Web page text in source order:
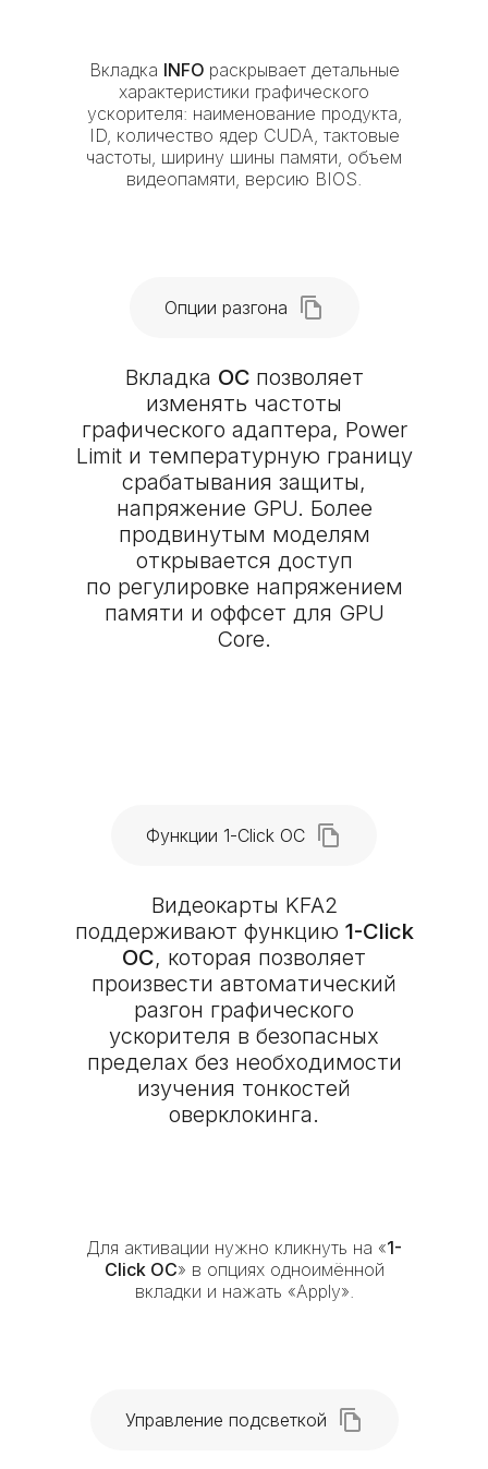
Вкладка INFO раскрывает детальные
характеристики графического
ускорителя: наименование продукта,
ID, количество ядер CUDA, тактовые
частоты, ширину шины памяти, объем
видеопамяти, версию BIOS.
Опции разгона
Вкладка OC позволяет
изменять частоты
графического адаптера, Power
Limit и температурную границу
срабатывания защиты,
напряжение GPU. Более
продвинутым моделям
открывается доступ
по регулировке напряжением
памяти и оффсет для GPU
Core.
Функции 1-Click OC
Видеокарты KFA2
поддерживают функцию 1-Click
OC, которая позволяет
произвести автоматический
разгон графического
ускорителя в безопасных
пределах без необходимости
изучения тонкостей
оверклокинга.
Для активации нужно кликнуть на «1-
Click OC» в опциях одноимённой
вкладки и нажать «Apply».
Управление подсветкой